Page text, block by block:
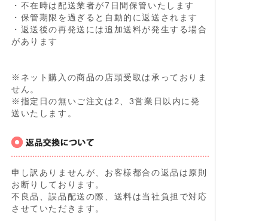
・不在時は配送業者が7日間保管いたします
・保管期限を過ぎると自動的に返送されます
・返送後の再発送には追加送料が発生する場合
があります
※ネット購入の商品の店頭受取は承っておりま
せん。
※指定日の無いご注文は2、3営業日以内に発
送いたします。
申し訳ありませんが、お客様都合の返品は原則
お断りしております。
不良品、誤品配送の際、送料は当社負担で対応
させていただきます。